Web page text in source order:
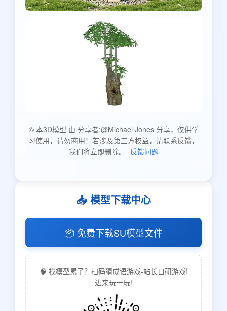
© 本3D模型 由 分享者:@Michael Jones 分享，仅供学
习使用，请勿商用！若涉及第三方权益，请联系反馈，
我们将立即删除。
反馈问题
📥 模型下载中心
📦 免费下载SU模型文件
🧠 找模型累了？扫码猜成语游戏-站长自研游戏!
进来玩一玩!